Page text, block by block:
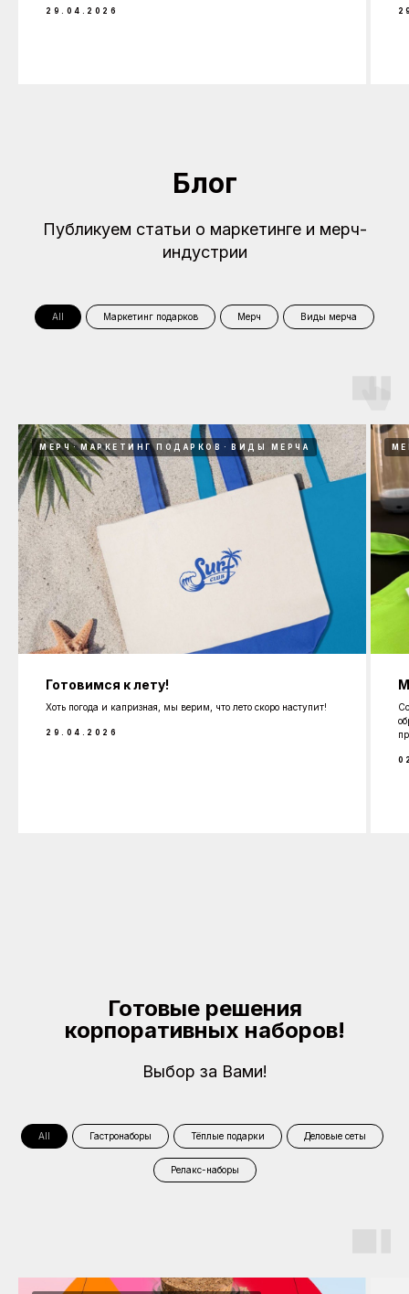
29.04.2026
Блог
Публикуем статьи о маркетинге и мерч-
индустрии
All Маркетинг подарков Мерч Виды мерча
МЕРЧ МАРКЕТИНГ ПОДАРКОВ ВИДЫ МЕРЧА
Готовимся к лету!
Хоть погода и капризная, мы верим, что лето скоро наступит!
29.04.2026
Готовые решения
корпоративных наборов!
Выбор за Вами!
All Гастронаборы Тёплые подарки Деловые сеты
Релакс-наборы